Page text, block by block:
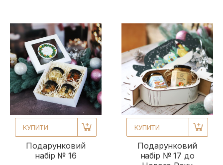
КУПИТИ
Подарунковий
набір № 16
КУПИТИ
Подарунковий
набір № 17 до